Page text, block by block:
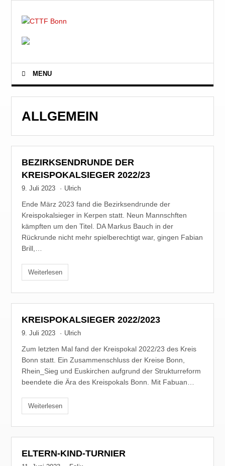
MENU
ALLGEMEIN
BEZIRKSENDRUNDE DER
KREISPOKALSIEGER 2022/23
9. Juli 2023 · Ulrich
Ende März 2023 fand die Bezirksendrunde der
Kreispokalsieger in Kerpen statt. Neun Mannschften
kämpften um den Titel. DA Markus Bauch in der
Rückrunde nicht mehr spielberechtigt war, gingen Fabian
Brill,…
Weiterlesen
KREISPOKALSIEGER 2022/2023
9. Juli 2023 · Ulrich
Zum letzten Mal fand der Kreispokal 2022/23 des Kreis
Bonn statt. Ein Zusammenschluss der Kreise Bonn,
Rhein_Sieg und Euskirchen aufgrund der Strukturreform
beendete die Ära des Kreispokals Bonn. Mit Fabuan…
Weiterlesen
ELTERN-KIND-TURNIER